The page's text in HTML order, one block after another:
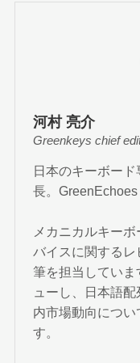
河村 亮介
Greenkeys chief
日本のキーボー
長。GreenEchoes
メカニカルキー
バイスに関する
筆を担当してい
ューし、日本語
内市場動向につい
す。